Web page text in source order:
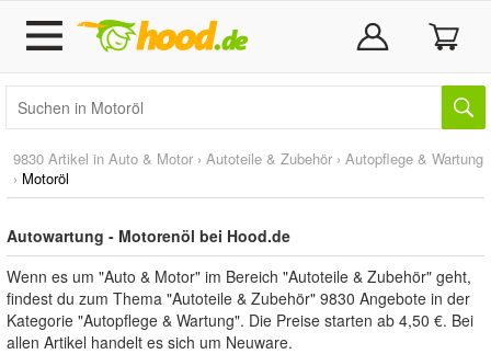
9830 Artikel in Auto & Motor › Autoteile & Zubehör › Autopflege & Wartung
› Motoröl
Autowartung - Motorenöl bei Hood.de
Wenn es um "Auto & Motor" im Bereich "Autoteile & Zubehör" geht,
findest du zum Thema "Autoteile & Zubehör" 9830 Angebote in der
Kategorie "Autopflege & Wartung". Die Preise starten ab 4,50 €. Bei
allen Artikel handelt es sich um Neuware.